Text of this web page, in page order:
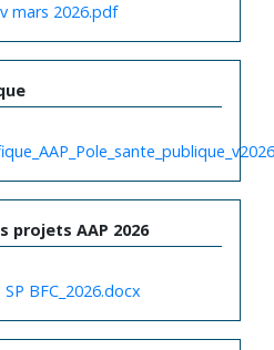
mars 2026.pdf
projets AAP 2026
BFC_2026.docx